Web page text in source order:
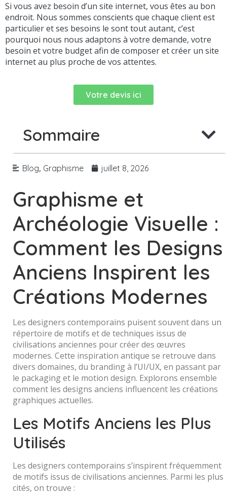
Si vous avez besoin d’un site internet, vous êtes au bon
endroit. Nous sommes conscients que chaque client est
particulier et ses besoins le sont tout autant, c’est
pourquoi nous nous adaptons à votre demande, votre
besoin et votre budget afin de composer et créer un site
internet au plus proche de vos attentes.
Votre devis ici
Sommaire
Blog, Graphisme juillet 8, 2026
Graphisme et
Archéologie Visuelle :
Comment les Designs
Anciens Inspirent les
Créations Modernes
Les designers contemporains puisent souvent dans un
répertoire de motifs et de techniques issus de
civilisations anciennes pour créer des œuvres
modernes. Cette inspiration antique se retrouve dans
divers domaines, du branding à l’UI/UX, en passant par
le packaging et le motion design. Explorons ensemble
comment les designs anciens influencent les créations
graphiques actuelles.
Les Motifs Anciens les Plus
Utilisés
Les designers contemporains s’inspirent fréquemment
de motifs issus de civilisations anciennes. Parmi les plus
cités, on trouve :